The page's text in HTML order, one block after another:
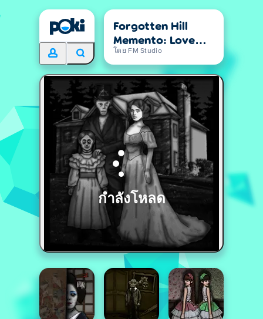
Forgotten Hill
Memento: Love
Beyond
โดย FM Studio
กำลังโหลด